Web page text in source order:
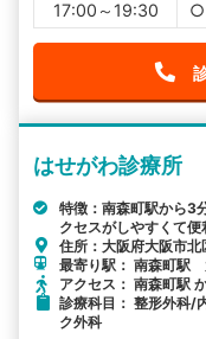
17:00～19:30 ○
はせがわ診療所
特徴：南森町駅から3
クセスがしやすくて便
住所：大阪府大阪市
最寄り駅： 南森町
アクセス： 南森町駅
診療科目： 整形外科/
ク外科